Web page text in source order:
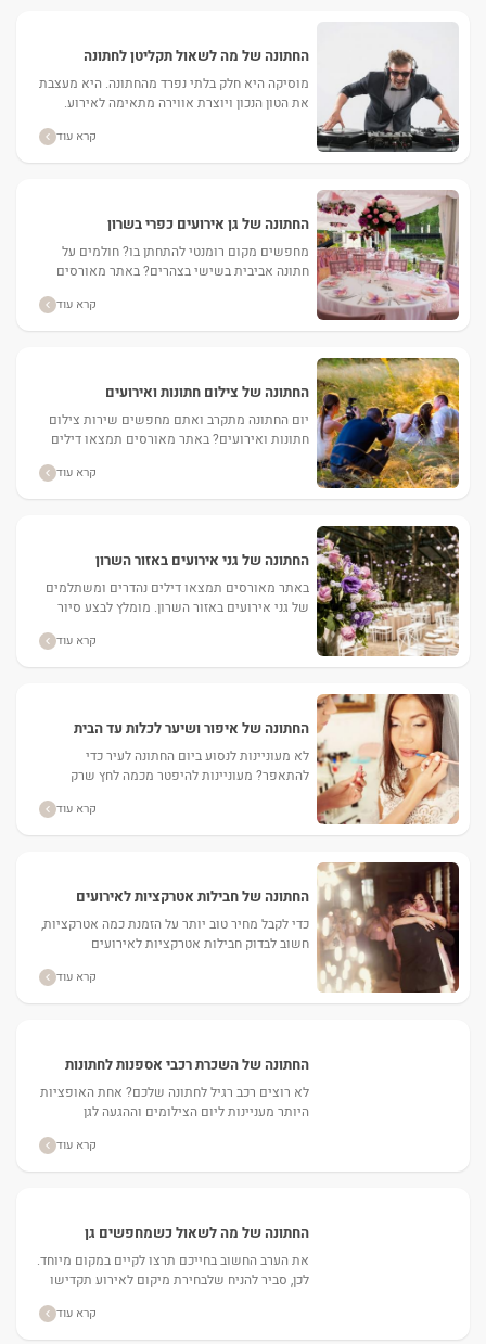
החתונה של מה לשאול תקליטן לחתונה
מוסיקה היא חלק בלתי נפרד מהחתונה. היא מעצבת
את הטון הנכון ויוצרת אווירה מתאימה לאירוע.
קרא עוד
החתונה של גן אירועים כפרי בשרון
מחפשים מקום רומנטי להתחתן בו? חולמים על
חתונה אביבית בשישי בצהרים? באתר מאורסים
קרא עוד
החתונה של צילום חתונות ואירועים
יום החתונה מתקרב ואתם מחפשים שירות צילום
חתונות ואירועים? באתר מאורסים תמצאו דילים
קרא עוד
החתונה של גני אירועים באזור השרון
באתר מאורסים תמצאו דילים נהדרים ומשתלמים
של גני אירועים באזור השרון. מומלץ לבצע סיור
קרא עוד
החתונה של איפור ושיער לכלות עד הבית
לא מעוניינות לנסוע ביום החתונה לעיר כדי
להתאפר? מעוניינות להיפטר מכמה לחץ שרק
קרא עוד
החתונה של חבילות אטרקציות לאירועים
כדי לקבל מחיר טוב יותר על הזמנת כמה אטרקציות,
חשוב לבדוק חבילות אטרקציות לאירועים
קרא עוד
החתונה של השכרת רכבי אספנות לחתונות
לא רוצים רכב רגיל לחתונה שלכם? אחת האופציות
היותר מעניינות ליום הצילומים וההגעה לגן
קרא עוד
החתונה של מה לשאול כשמחפשים גן
את הערב החשוב בחייכם תרצו לקיים במקום מיוחד.
לכן, סביר להניח שלבחירת מיקום לאירוע תקדישו
קרא עוד